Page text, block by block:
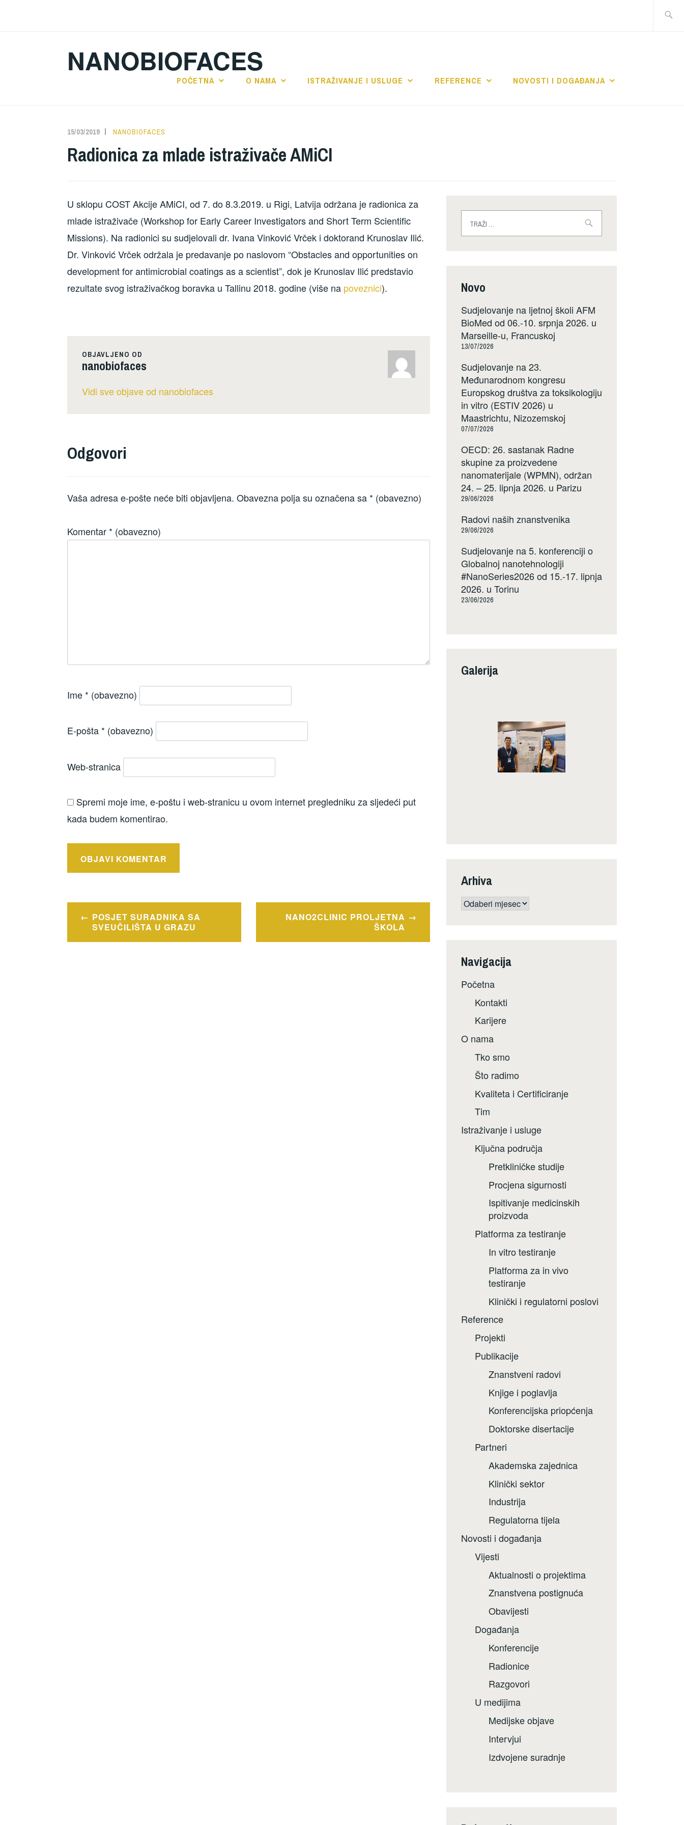
NANOBIOFACES
POČETNA O NAMA ISTRAŽIVANJE I USLUGE REFERENCE NOVOSTI I DOGAĐANJA
15/03/2019 NANOBIOFACES
Radionica za mlade istraživače AMiCI
U sklopu COST Akcije AMiCI, od 7. do 8.3.2019. u Rigi, Latvija održana je radionica za
mlade istraživače (Workshop for Early Career Investigators and Short Term Scientific
Missions). Na radionici su sudjelovali dr. Ivana Vinković Vrček i doktorand Krunoslav Ilić.
Dr. Vinković Vrček održala je predavanje po naslovom “Obstacles and opportunities on
development for antimicrobial coatings as a scientist”, dok je Krunoslav Ilić predstavio
rezultate svog istraživačkog boravka u Tallinu 2018. godine (više na poveznici).
OBJAVLJENO OD
nanobiofaces
Vidi sve objave od nanobiofaces
Odgovori
Vaša adresa e-pošte neće biti objavljena. Obavezna polja su označena sa * (obavezno)
Komentar * (obavezno)
Ime * (obavezno)
E-pošta * (obavezno)
Web-stranica
Spremi moje ime, e-poštu i web-stranicu u ovom internet pregledniku za sljedeći put
kada budem komentirao.
Navigacija
objava
POSJET SURADNIKA SA
SVEUČILIŠTA U GRAZU
NANO2CLINIC PROLJETNA
ŠKOLA
Novo
Sudjelovanje na ljetnoj školi AFM
BioMed od 06.-10. srpnja 2026. u
Marseille-u, Francuskoj
13/07/2026
Sudjelovanje na 23.
Međunarodnom kongresu
Europskog društva za toksikologiju
in vitro (ESTIV 2026) u
Maastrichtu, Nizozemskoj
07/07/2026
OECD: 26. sastanak Radne
skupine za proizvedene
nanomaterijale (WPMN), održan
24. – 25. lipnja 2026. u Parizu
29/06/2026
Radovi naših znanstvenika
29/06/2026
Sudjelovanje na 5. konferenciji o
Globalnoj nanotehnologiji
#NanoSeries2026 od 15.-17. lipnja
2026. u Torinu
23/06/2026
Galerija
Arhiva
Arhiva
Navigacija
Početna
Kontakti
Karijere
O nama
Tko smo
Što radimo
Kvaliteta i Certificiranje
Tim
Istraživanje i usluge
Ključna područja
Pretkliničke studije
Procjena sigurnosti
Ispitivanje medicinskih
proizvoda
Platforma za testiranje
In vitro testiranje
Platforma za in vivo
testiranje
Klinički i regulatorni poslovi
Reference
Projekti
Publikacije
Znanstveni radovi
Knjige i poglavlja
Konferencijska priopćenja
Doktorske disertacije
Partneri
Akademska zajednica
Klinički sektor
Industrija
Regulatorna tijela
Novosti i događanja
Vijesti
Aktualnosti o projektima
Znanstvena postignuća
Obavijesti
Događanja
Konferencije
Radionice
Razgovori
U medijima
Medijske objave
Intervjui
Izdvojene suradnje